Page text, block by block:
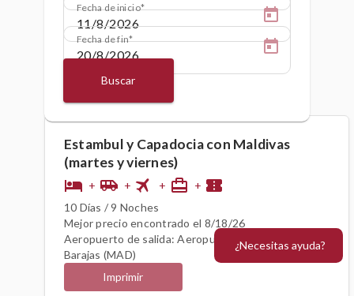
Fecha de inicio
Fecha de fin
Buscar
Estambul y Capadocia con Maldivas
(martes y viernes)
hotel + airport_shuttle + flight + card_travel + confirmation_number
10 Días / 9 Noches
Mejor precio encontrado el 8/18/26
Aeropuerto de salida: Aeropuerto de Madrid -
Barajas (MAD)
Imprimir
¿Necesitas ayuda?